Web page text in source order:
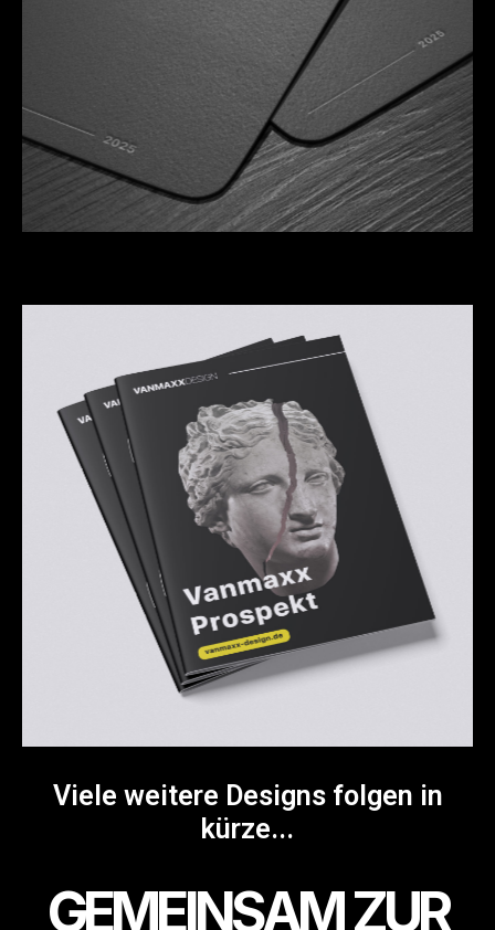
Viele weitere Designs folgen in
kürze...
GEMEINSAM ZUR